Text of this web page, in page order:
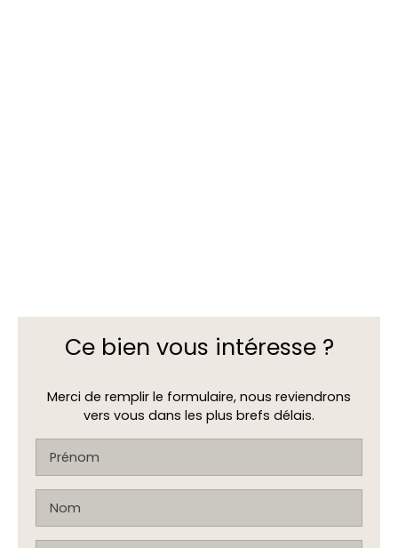
Ce bien vous intéresse ?
Merci de remplir le formulaire, nous reviendrons
vers vous dans les plus brefs délais.
Prénom
Nom